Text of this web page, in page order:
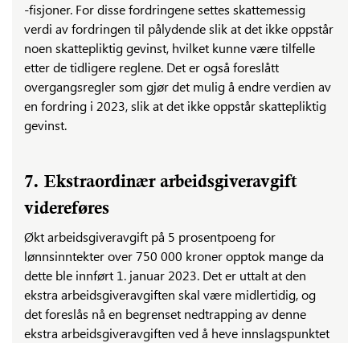
-fisjoner. For disse fordringene settes skattemessig
verdi av fordringen til pålydende slik at det ikke oppstår
noen skattepliktig gevinst, hvilket kunne være tilfelle
etter de tidligere reglene. Det er også foreslått
overgangsregler som gjør det mulig å endre verdien av
en fordring i 2023, slik at det ikke oppstår skattepliktig
gevinst.
7. Ekstraordinær arbeidsgiveravgift
videreføres
Økt arbeidsgiveravgift på 5 prosentpoeng for
lønnsinntekter over 750 000 kroner opptok mange da
dette ble innført 1. januar 2023. Det er uttalt at den
ekstra arbeidsgiveravgiften skal være midlertidig, og
det foreslås nå en begrenset nedtrapping av denne
ekstra arbeidsgiveravgiften ved å heve innslagspunktet